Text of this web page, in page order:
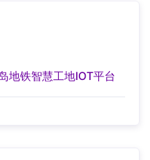
地铁智慧工地IOT平台